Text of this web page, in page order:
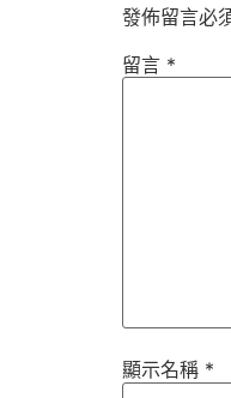
發佈留言必
留言 *
顯示名稱 *